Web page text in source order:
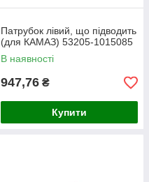
Патрубок лівий, що підводить
(для КАМАЗ) 53205-1015085
В наявності
947,76 ₴
Купити